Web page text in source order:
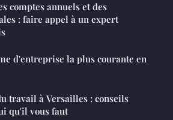
comptes annuels et des
: faire appel à un expert
d'entreprise la plus courante en
travail à Versailles : conseils
qu'il vous faut